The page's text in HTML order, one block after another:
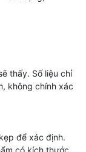
thấy. Số liệu chỉ
không chính xác
để xác định.
có kích thước